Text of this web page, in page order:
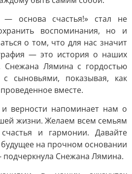
— основа счастья!» стал не
воспоминания, но и
о том, что для нас значит
— это история о наших
Снежана Лямина с гордостью
сыновьями, показывая, как
вместе.
верности напоминает нам о
жизни. Желаем всем семьям
и гармонии. Давайте
на прочном основании
Снежана Лямина.